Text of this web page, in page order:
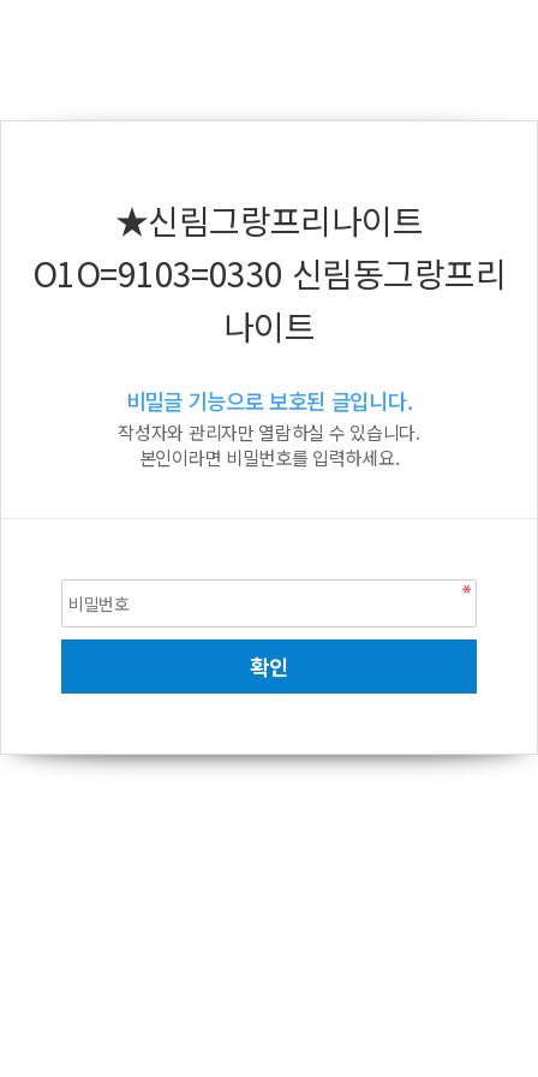
★신림그랑프리나이트
O1O=9103=0330 신림동그랑프리
나이트
비밀글 기능으로 보호된 글입니다.
작성자와 관리자만 열람하실 수 있습니다.
본인이라면 비밀번호를 입력하세요.